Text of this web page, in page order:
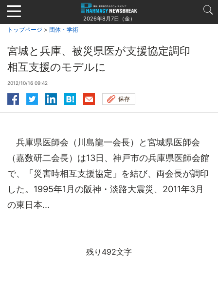
Jump
to
navigation
2026年8月7日（金）
トップページ > 団体・学術
宮城と兵庫、被災県医が支援協定調印
相互支援のモデルに
2012/10/16 09:42
保存
兵庫県医師会（川島龍一会長）と宮城県医師会
（嘉数研二会長）は13日、神戸市の兵庫県医師会館
で、「災害時相互支援協定」を結び、両会長が調印
した。1995年1月の阪神・淡路大震災、2011年3月
の東日本...
残り492文字